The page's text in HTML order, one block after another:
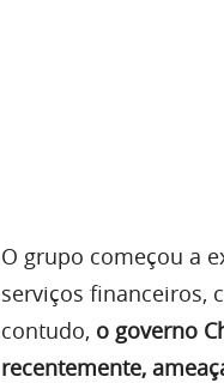
O grupo começou a
serviços financeiros,
contudo, o governo
recentemente,